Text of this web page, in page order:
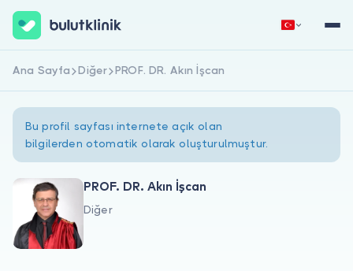
Hakkımızda
Hemen Kaydol
Ana Sayfa Diğer PROF. DR. Akın İşcan
Bu profil sayfası internete açık olan
bilgilerden otomatik olarak oluşturulmuştur.
PROF. DR. Akın İşcan
Diğer